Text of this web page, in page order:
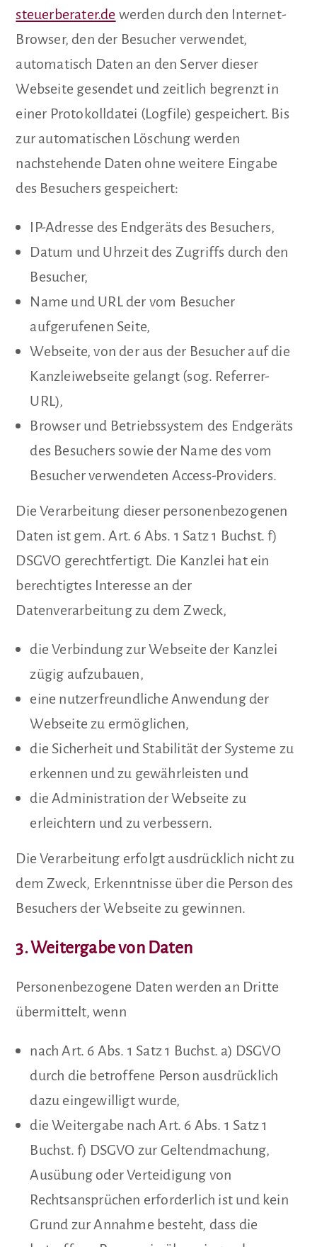
steuerberater.dewerden durch den Internet-
Browser, den der Besucher verwendet,
automatisch Daten an den Server dieser
Webseite gesendet und zeitlich begrenzt in
einer Protokolldatei (Logfile) gespeichert. Bis
zur automatischen Löschung werden
nachstehende Daten ohne weitere Eingabe
des Besuchers gespeichert:
IP-Adresse des Endgeräts des Besuchers,
Datum und Uhrzeit des Zugriffs durch den
Besucher,
Name und URL der vom Besucher
aufgerufenen Seite,
Webseite, von der aus der Besucher auf die
Kanzleiwebseite gelangt (sog. Referrer-
URL),
Browser und Betriebssystem des Endgeräts
des Besuchers sowie der Name des vom
Besucher verwendeten Access-Providers.
Die Verarbeitung dieser personenbezogenen
Daten ist gem. Art. 6 Abs. 1 Satz 1 Buchst. f)
DSGVO gerechtfertigt. Die Kanzlei hat ein
berechtigtes Interesse an der
Datenverarbeitung zu dem Zweck,
die Verbindung zur Webseite der Kanzlei
zügig aufzubauen,
eine nutzerfreundliche Anwendung der
Webseite zu ermöglichen,
die Sicherheit und Stabilität der Systeme zu
erkennen und zu gewährleisten und
die Administration der Webseite zu
erleichtern und zu verbessern.
Die Verarbeitung erfolgt ausdrücklich nicht zu
dem Zweck, Erkenntnisse über die Person des
Besuchers der Webseite zu gewinnen.
3. Weitergabe von Daten
Personenbezogene Daten werden an Dritte
übermittelt, wenn
nach Art. 6 Abs. 1 Satz 1 Buchst. a) DSGVO
durch die betroffene Person ausdrücklich
dazu eingewilligt wurde,
die Weitergabe nach Art. 6 Abs. 1 Satz 1
Buchst. f) DSGVO zur Geltendmachung,
Ausübung oder Verteidigung von
Rechtsansprüchen erforderlich ist und kein
Grund zur Annahme besteht, dass die